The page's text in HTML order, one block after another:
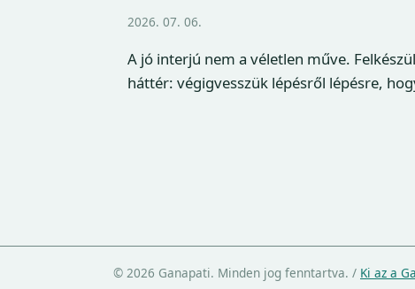
2026. 07. 06.
A jó interjú nem a véletlen műve.
háttér: végigvesszük lépésről lépésre,
© 2026 Ganapati. Minden jog fenntartva. / Ki az a